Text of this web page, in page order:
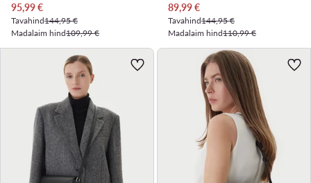
Praegune hind
95,99€
Tavahind144,95 €
Madalaim hind109,99 €
Praegune hind
89,99€
Tavahind144,95 €
Madalaim hind110,99 €